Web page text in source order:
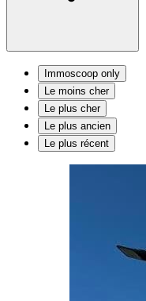
Immoscoop only
Le moins cher
Le plus cher
Le plus ancien
Le plus récent